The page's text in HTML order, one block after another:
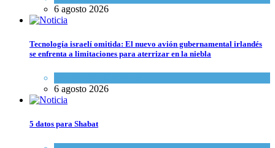
6 agosto 2026
Tecnología israelí omitida: El nuevo avión gubernamental irlandés
se enfrenta a limitaciones para aterrizar en la niebla
6 agosto 2026
5 datos para Shabat